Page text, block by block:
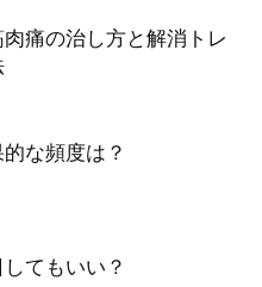
痛の治し方と解消トレ
な頻度は？
てもいい？